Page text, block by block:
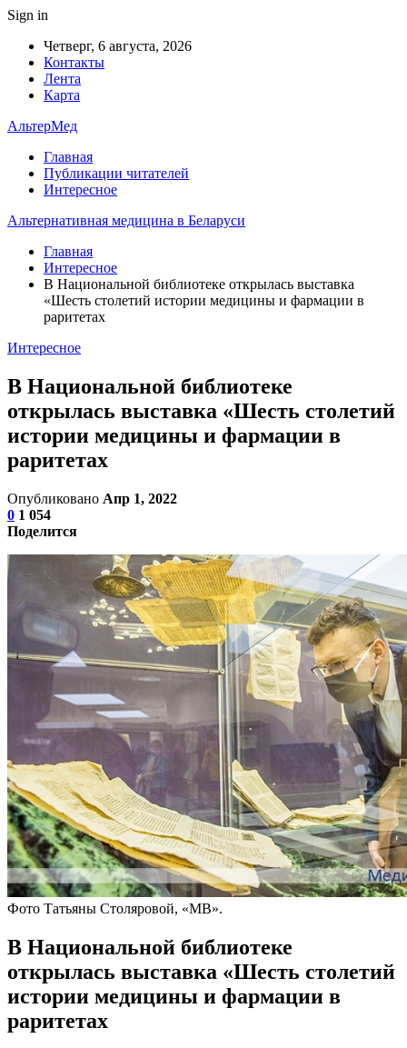
Sign in
Четверг, 6 августа, 2026
Контакты
Лента
Карта
АльтерМед
Главная
Публикации читателей
Интересное
Альтернативная медицина в Беларуси
Главная
Интересное
В Национальной библиотеке открылась выставка
«Шесть столетий истории медицины и фармации в
раритетах
Интересное
В Национальной библиотеке
открылась выставка «Шесть столетий
истории медицины и фармации в
раритетах
Опубликовано Апр 1, 2022
0 1 054
Поделится
Фото Татьяны Столяровой, «МВ».
В Национальной библиотеке
открылась выставка «Шесть столетий
истории медицины и фармации в
раритетах